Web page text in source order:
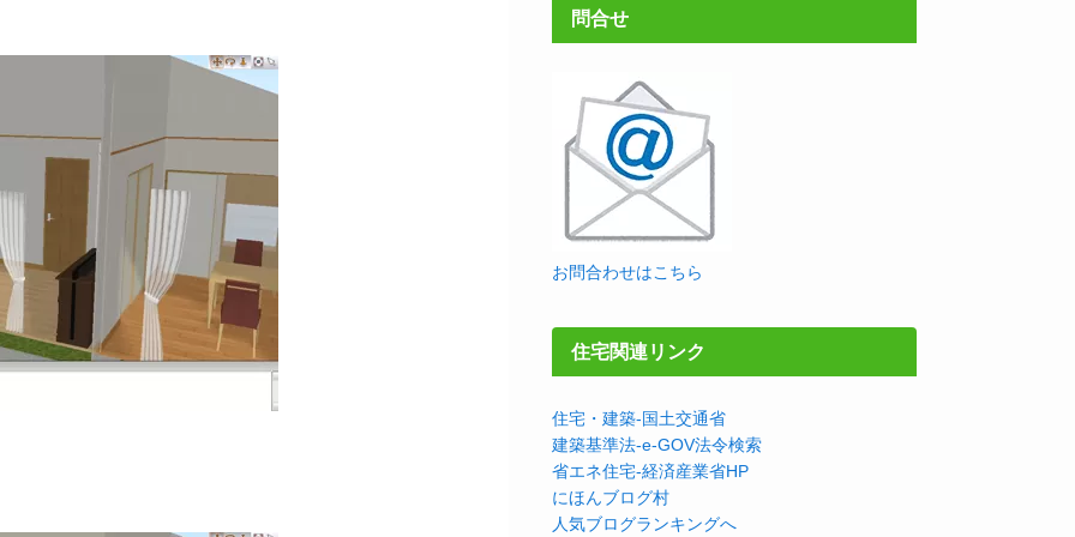
問合せ
お問合わせはこちら
住宅関連リンク
住宅・建築-国土交通省
建築基準法-e-GOV法令検索
省エネ住宅-経済産業省HP
にほんブログ村
人気ブログランキングへ